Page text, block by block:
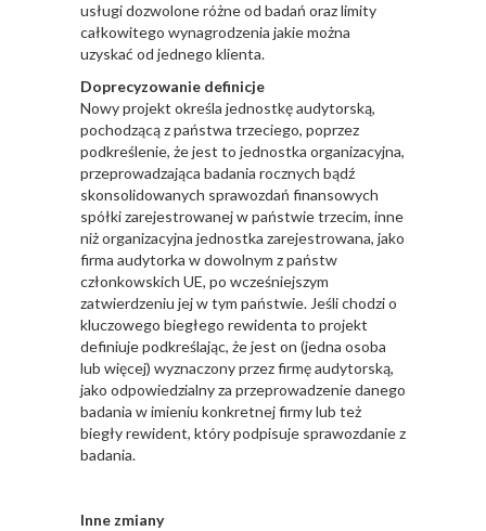
usługi dozwolone różne od badań oraz limity
całkowitego wynagrodzenia jakie można
uzyskać od jednego klienta.
Doprecyzowanie definicje
Nowy projekt określa jednostkę audytorską,
pochodzącą z państwa trzeciego, poprzez
podkreślenie, że jest to jednostka organizacyjna,
przeprowadzająca badania rocznych bądź
skonsolidowanych sprawozdań finansowych
spółki zarejestrowanej w państwie trzecim, inne
niż organizacyjna jednostka zarejestrowana, jako
firma audytorka w dowolnym z państw
członkowskich UE, po wcześniejszym
zatwierdzeniu jej w tym państwie. Jeśli chodzi o
kluczowego biegłego rewidenta to projekt
definiuje podkreślając, że jest on (jedna osoba
lub więcej) wyznaczony przez firmę audytorską,
jako odpowiedzialny za przeprowadzenie danego
badania w imieniu konkretnej firmy lub też
biegły rewident, który podpisuje sprawozdanie z
badania.
Inne zmiany